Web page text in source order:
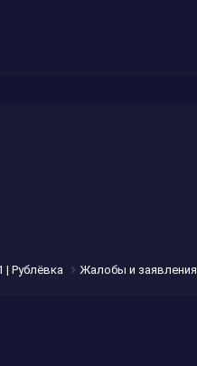
Рублёвка Жалобы и заявления